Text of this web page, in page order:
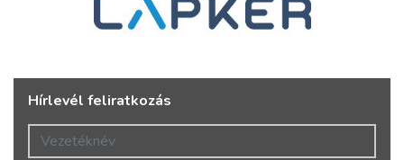
Hírlevél feliratkozás
Vezetéknév